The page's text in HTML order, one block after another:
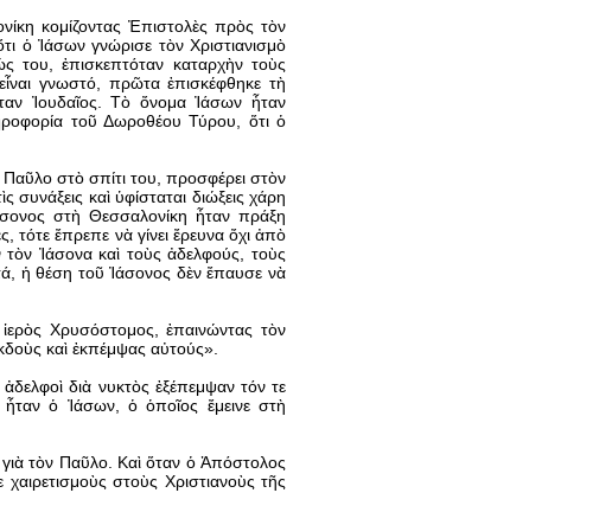
κομίζοντας Ἐπιστολὲς πρὸς τὸν
ὁ Ἰάσων γνώρισε τὸν Χριστιανισμὸ
ἐπισκεπτόταν καταρχὴν τοὺς
γνωστό, πρῶτα ἐπισκέφθηκε τὴ
Ἰουδαῖος. Τὸ ὄνομα Ἰάσων ἦταν
τοῦ Δωροθέου Τύρου, ὅτι ὁ
στὸ σπίτι του, προσφέρει στὸν
συνάξεις καὶ ὑφίσταται διώξεις χάρη
στὴ Θεσσαλονίκη ἦταν πράξη
τότε ἔπρεπε νὰ γίνει ἔρευνα ὄχι ἀπὸ
Ἰάσονα καὶ τοὺς ἀδελφούς, τοὺς
ἡ θέση τοῦ Ἰάσονος δὲν ἔπαυσε νὰ
Χρυσόστομος, ἐπαινώντας τὸν
καὶ ἐκπέμψας αὐτούς».
διὰ νυκτὸς ἐξέπεμψαν τόν τε
ὁ Ἰάσων, ὁ ὁποῖος ἔμεινε στὴ
τὸν Παῦλο. Καὶ ὅταν ὁ Ἀπόστολος
στοὺς Χριστιανοὺς τῆς